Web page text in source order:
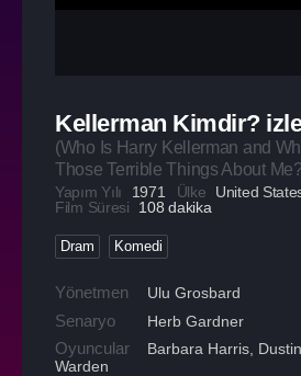
Kellerman Kimdir? izle
(Who Is Harry Kellerman and
Those Terrible Things About Me?
Yapım Yılı 1971 Ülke
United
Film Süresi
108 dakika
Dram Komedi
Yönetmen Ulu Grosbard
Senaryo Herb Gardner
Oyuncular Barbara Harris
Warden